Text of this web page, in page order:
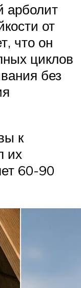
арболит
от
что он
циклов
без
к
их
60-90